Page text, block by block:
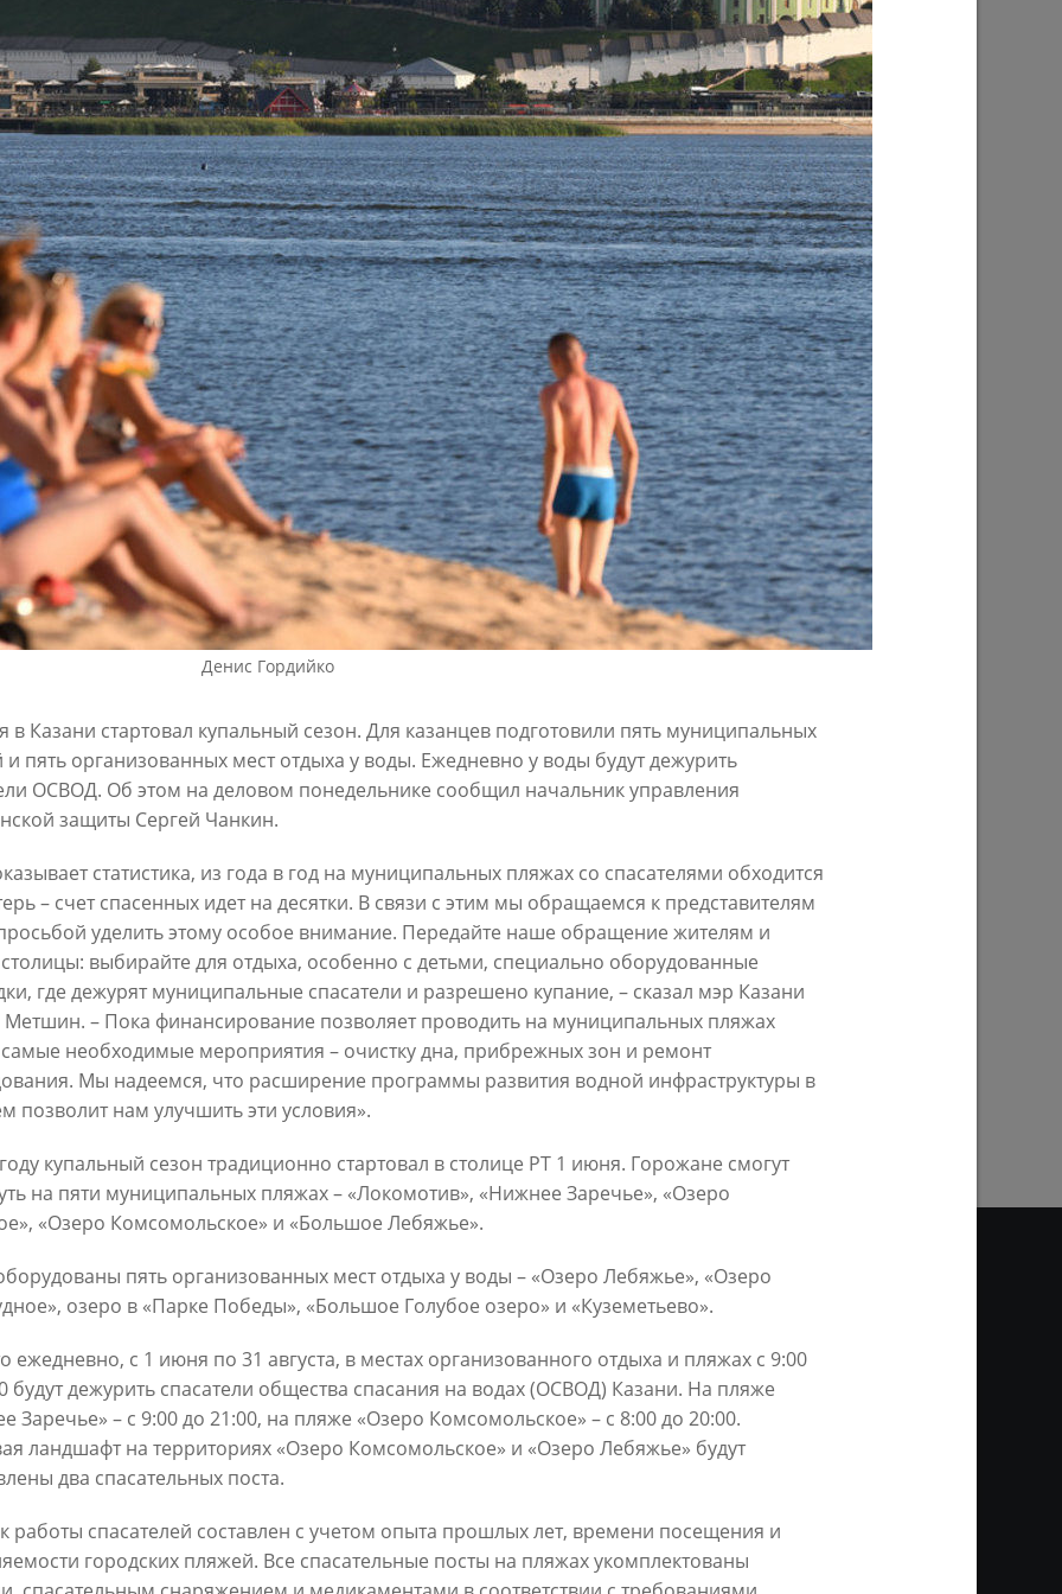
«Мы начали
инфраструктуру
для многодетных семей»
В Казани выбрали лучшего
общественного воспитателя 2026 года
03/08/2026
Ильсур Метшин: «Надеюсь, парковый
вандализм скоро уйдет в прошлое»
03/08/2026
волне» в Казани выступят
Николай Расторгуев,
Филипп Киркоров
И.Метшин: «В Салават Купере
строится один из самых больших
инклюзивных центров «Доброй
Казани»»
30/07/2026
Ильсур Метшин о строительстве
Центра спорта «Физра»: «Сюда
хочется прийти после работы и
заняться спортом»
29/07/2026
«Общее количество
выездов в день – это все
много»
27/07/2026
предоставлять субсидии на
строительство пунктов приема
вторсырья
ПРЕДЫДУЩАЯ СТРАНИЦА
Денис Гордийко
в Казани стартовал купальный сезон. Для казанцев подготовили пять муниципальных
пять организованных мест отдыха у воды. Ежедневно у воды будут дежурить
ОСВОД. Об этом на деловом понедельнике сообщил начальник управления
защиты Сергей Чанкин.
статистика, из года в год на муниципальных пляжах со спасателями обходится
– счет спасенных идет на десятки. В связи с этим мы обращаемся к представителям
уделить этому особое внимание. Передайте наше обращение жителям и
столицы: выбирайте для отдыха, особенно с детьми, специально оборудованные
где дежурят муниципальные спасатели и разрешено купание, – сказал мэр Казани
Метшин. – Пока финансирование позволяет проводить на муниципальных пляжах
самые необходимые мероприятия – очистку дна, прибрежных зон и ремонт
Мы надеемся, что расширение программы развития водной инфраструктуры в
позволит нам улучшить эти условия».
купальный сезон традиционно стартовал в столице РТ 1 июня. Горожане смогут
на пяти муниципальных пляжах – «Локомотив», «Нижнее Заречье», «Озеро
«Озеро Комсомольское» и «Большое Лебяжье».
пять организованных мест отдыха у воды – «Озеро Лебяжье», «Озеро
озеро в «Парке Победы», «Большое Голубое озеро» и «Куземетьево».
ежедневно, с 1 июня по 31 августа, в местах организованного отдыха и пляжах с 9:00
будут дежурить спасатели общества спасания на водах (ОСВОД) Казани. На пляже
Заречье» – с 9:00 до 21:00, на пляже «Озеро Комсомольское» – с 8:00 до 20:00.
ландшафт на территориях «Озеро Комсомольское» и «Озеро Лебяжье» будут
два спасательных поста.
работы спасателей составлен с учетом опыта прошлых лет, времени посещения и
городских пляжей. Все спасательные посты на пляжах укомплектованы
наполнение и сопровождение сайта Мэра Казани является информационное агентство «Город
сайта Мэра Казани могут быть воспроизведены в любых средствах массовой информации, на серверах
иных носителях без каких-либо ограничений по объему и срокам публикации. Условием перепечатки и
ссылка на первоисточник (в случае копирования информации портала в сети Интернет - интерактивная
согласия на перепечатку со стороны информационного агентства «Город Казань KZN.RU» и пресс-службы
МЭРИЯ КАЗАНИ ИНТЕРНЕТ-ПРИЕМНАЯ